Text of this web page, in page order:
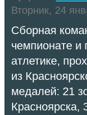
Вторник, 24
Сборная
чемпионате и
атлетике,
из
медалей: 21
Красноярска,